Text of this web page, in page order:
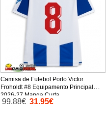
Camisa de Futebol Porto Victor
Froholdt #8 Equipamento Principal
2026-27 Manga Curta
99.88€ 31.95€